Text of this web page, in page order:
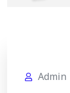
Admin